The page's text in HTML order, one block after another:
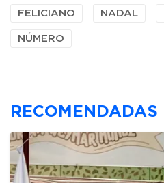
FELICIANO NADAL
NÚMERO
RECOMENDADAS